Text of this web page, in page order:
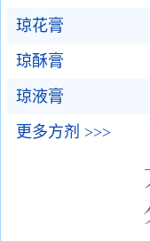
琼花膏
琼酥膏
琼液膏
更多方剂 >>>